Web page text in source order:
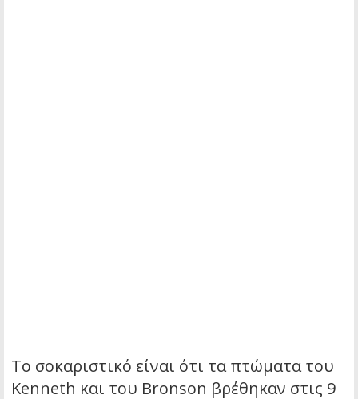
Το σοκαριστικό είναι ότι τα πτώματα του
Kenneth και του Bronson βρέθηκαν στις 9